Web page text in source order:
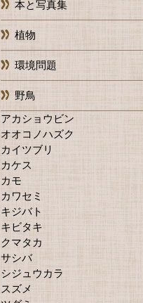
本と写真集
植物
環境問題
野鳥
アカショウビン
オオコノハズク
カイツブリ
カケス
カモ
カワセミ
キジバト
キビタキ
クマタカ
サシバ
シジュウカラ
スズメ